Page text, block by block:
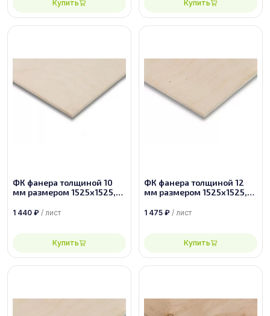
Купить Купить
ФК фанера толщиной 10
мм размером 1525х1525,
1 440 ₽ / лист
Купить
ФК фанера толщиной 12
мм размером 1525х1525,
1 475 ₽ / лист
Купить